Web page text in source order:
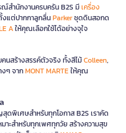
สำนักงานครบครัน B2S มีเครื่อง
งแต่ปากกาลูกลื่นParkerชุดดินสอกด
Aให้คุณเลือกใช้ได้อย่างจุใจ
คนสร้างสรรค์ตัวจริง ทั้งสีไม้Colleen,
ๆ จากMONT MARTEให้คุณ
พิเศษสำหรับทุกโอกาส B2S เราคัด
าะสำหรับทุกเพศทุกวัย สร้างความสุข